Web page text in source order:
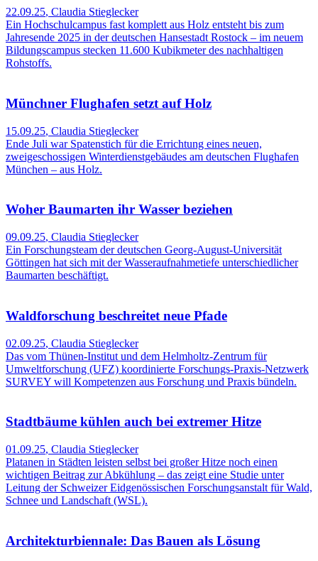
22.09.25, Claudia Stieglecker
Ein Hochschulcampus fast komplett aus Holz entsteht bis zum
Jahresende 2025 in der deutschen Hansestadt Rostock – im neuem
Bildungscampus stecken 11.600 Kubikmeter des nachhaltigen
Rohstoffs.
Münchner Flughafen setzt auf Holz
15.09.25, Claudia Stieglecker
Ende Juli war Spatenstich für die Errichtung eines neuen,
zweigeschossigen Winterdienstgebäudes am deutschen Flughafen
München – aus Holz.
Woher Baumarten ihr Wasser beziehen
09.09.25, Claudia Stieglecker
Ein Forschungsteam der deutschen Georg-August-Universität
Göttingen hat sich mit der Wasseraufnahmetiefe unterschiedlicher
Baumarten beschäftigt.
Waldforschung beschreitet neue Pfade
02.09.25, Claudia Stieglecker
Das vom Thünen-Institut und dem Helmholtz-Zentrum für
Umweltforschung (UFZ) koordinierte Forschungs-Praxis-Netzwerk
SURVEY will Kompetenzen aus Forschung und Praxis bündeln.
Stadtbäume kühlen auch bei extremer Hitze
01.09.25, Claudia Stieglecker
Platanen in Städten leisten selbst bei großer Hitze noch einen
wichtigen Beitrag zur Abkühlung – das zeigt eine Studie unter
Leitung der Schweizer Eidgenössischen Forschungsanstalt für Wald,
Schnee und Landschaft (WSL).
Architekturbiennale: Das Bauen als Lösung